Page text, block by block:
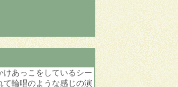
けあっこをしているシー
て輪唱のような感じの演